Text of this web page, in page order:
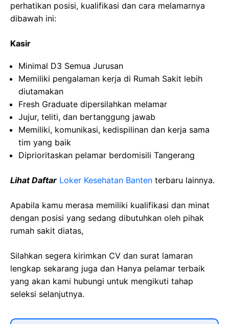
perhatikan posisi, kualifikasi dan cara melamarnya
dibawah ini:
Kasir
Minimal D3 Semua Jurusan
Memiliki pengalaman kerja di Rumah Sakit lebih
diutamakan
Fresh Graduate dipersilahkan melamar
Jujur, teliti, dan bertanggung jawab
Memiliki, komunikasi, kedispilinan dan kerja sama
tim yang baik
Diprioritaskan pelamar berdomisili Tangerang
Lihat Daftar Loker Kesehatan Banten terbaru lainnya.
Apabila kamu merasa memiliki kualifikasi dan minat
dengan posisi yang sedang dibutuhkan oleh pihak
rumah sakit diatas,
Silahkan segera kirimkan CV dan surat lamaran
lengkap sekarang juga dan Hanya pelamar terbaik
yang akan kami hubungi untuk mengikuti tahap
seleksi selanjutnya.